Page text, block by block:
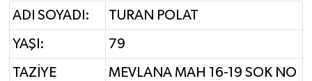
ADI SOYADI: TURAN POLAT
YAŞI: 79
TAZİYE
MEVLANA MAH 16-19 SOK NO